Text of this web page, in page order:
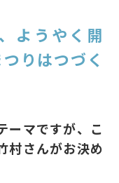
ようやく開
りはつづく
ーマですが、こ
村さんがお決め